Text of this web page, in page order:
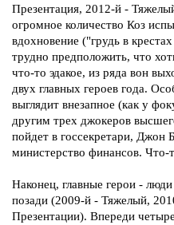
Презентация, 2012-й -
огромное количество Коз
вдохновение ("грудь в
трудно предположить, что
что-то эдакое, из ряда вон
двух главных героев года.
выглядит внезапное (как у
другим трех джокеров
пойдет в госсекретари, Джон
министерство финансов. Что-
Наконец, главные герои - люди
позади (2009-й - Тяжелый,
Презентации). Впереди